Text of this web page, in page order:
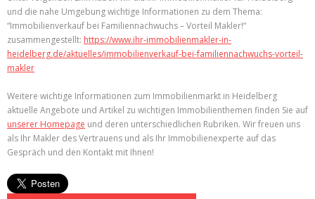
und die nahe Umgebung wichtige Informationen zu dem Thema:
“Immobilienverkauf bei Familiennachwuchs – Vorteil Makler!“
zusammengestellt: https://www.ihr-immobilienmakler-in-
heidelberg.de/aktuelles/immobilienverkauf-bei-familiennachwuchs-vorteil-
makler
Weitere wichtige Informationen zum Immobilienmarkt in Heidelberg
aktuelle Angebote und Artikel zu wichtigen Immobilienthemen finden Sie auf
unserer Homepage und deren unterschiedlichen Rubriken. Wir freuen uns
als Ihr Makler des Vertrauens und als Ihr Immobilienexperte auf das
Gespräch und den Kontakt mit Ihnen!